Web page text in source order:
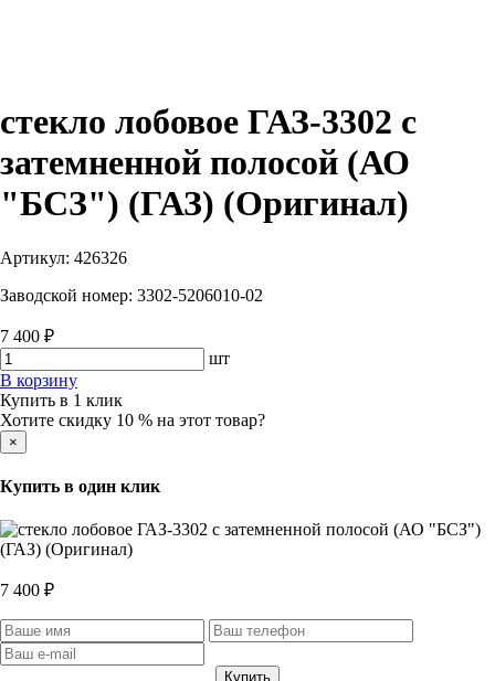
стекло лобовое ГАЗ-3302 с
затемненной полосой (АО
"БСЗ") (ГАЗ) (Оригинал)
Артикул: 426326
Заводской номер: 3302-5206010-02
7 400 ₽
шт
В корзину
Купить в 1 клик
Хотите скидку 10 % на этот товар?
×
Купить в один клик
7 400 ₽